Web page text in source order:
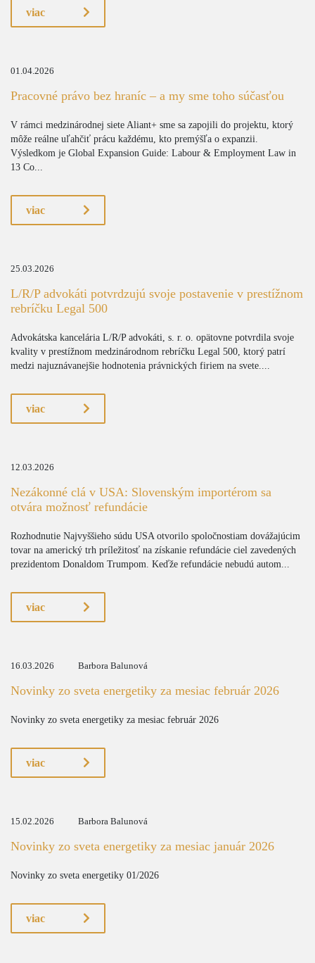
viac
01.04.2026
Pracovné právo bez hraníc – a my sme toho súčasťou
V rámci medzinárodnej siete Aliant+ sme sa zapojili do projektu, ktorý
môže reálne uľahčiť prácu každému, kto premýšľa o expanzii.
Výsledkom je Global Expansion Guide: Labour & Employment Law in
13 Co...
viac
25.03.2026
L/R/P advokáti potvrdzujú svoje postavenie v prestížnom
rebríčku Legal 500
Advokátska kancelária L/R/P advokáti, s. r. o. opätovne potvrdila svoje
kvality v prestížnom medzinárodnom rebríčku Legal 500, ktorý patrí
medzi najuznávanejšie hodnotenia právnických firiem na svete....
viac
12.03.2026
Nezákonné clá v USA: Slovenským importérom sa
otvára možnosť refundácie
Rozhodnutie Najvyššieho súdu USA otvorilo spoločnostiam dovážajúcim
tovar na americký trh príležitosť na získanie refundácie ciel zavedených
prezidentom Donaldom Trumpom. Keďže refundácie nebudú autom...
viac
16.03.2026 Barbora Balunová
Novinky zo sveta energetiky za mesiac február 2026
Novinky zo sveta energetiky za mesiac február 2026
viac
15.02.2026 Barbora Balunová
Novinky zo sveta energetiky za mesiac január 2026
Novinky zo sveta energetiky 01/2026
viac